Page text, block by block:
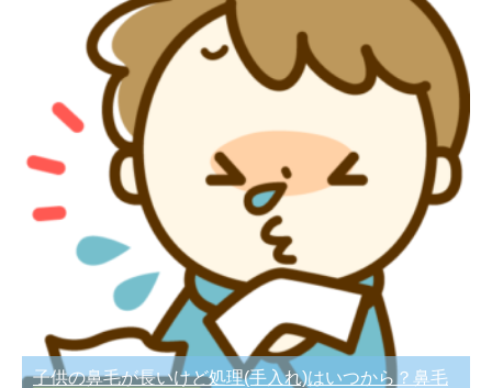
子供の鼻毛が長いけど処理(手入れ)はいつから？鼻毛